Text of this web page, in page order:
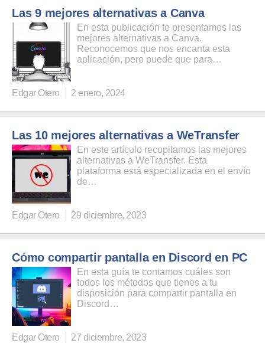
Las 9 mejores alternativas a Canva
En esta publicación te presentamos las
mejores alternativas a Canva.
Reconocemos que nos encanta esta
aplicación, pero puede que para…
Edgar Otero 2 enero, 2024
Las 10 mejores alternativas a WeTransfer
En este artículo recopilamos las mejores
alternativas a WeTransfer. Esta
plataforma está especializada en el envío
de…
Edgar Otero 29 diciembre, 2023
Cómo compartir pantalla en Discord en PC
En esta guía te contamos cuáles son
todos los métodos que tienes a tu
disposición para compartir pantalla en
Discord…
Edgar Otero 27 diciembre, 2023